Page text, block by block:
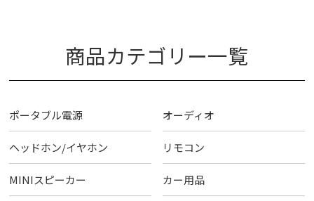
商品カテゴリー一覧
ポータブル電源 オーディオ
ヘッドホン/イヤホン リモコン
MINIスピーカー カー用品